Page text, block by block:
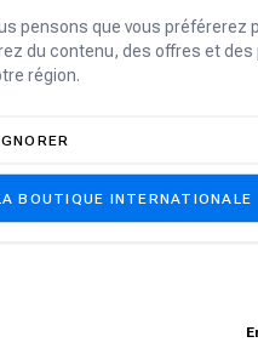
pensons que vous préférerez
du contenu, des offres et des
région.
BOUTIQUE INTERNATIONALE